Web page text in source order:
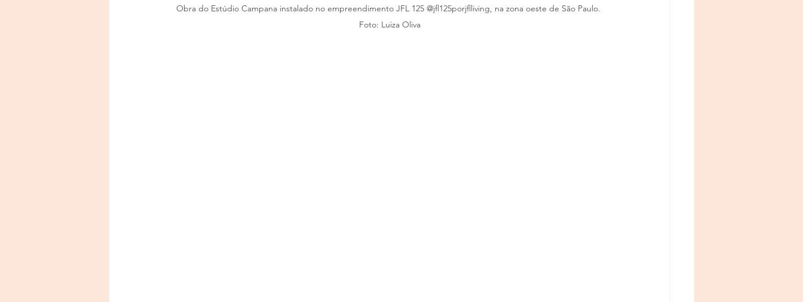
Obra do Estúdio Campana instalado no empreendimento JFL 125 @jfl125porjflliving, na zona oeste de São Paulo.
Foto: Luiza Oliva